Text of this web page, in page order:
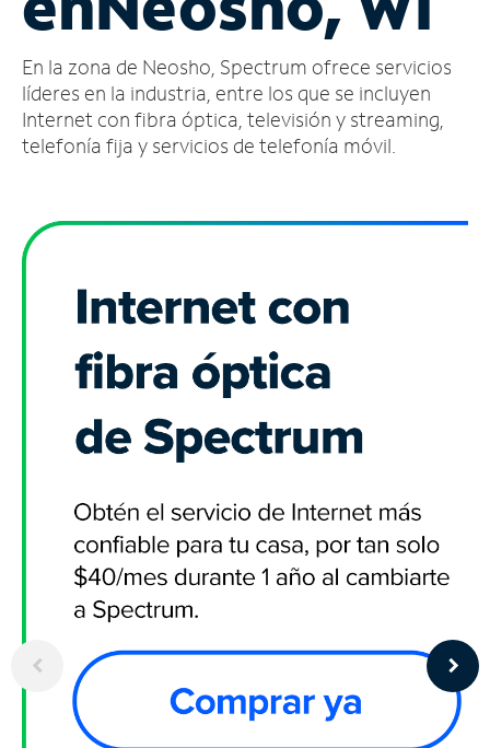
cuenta
Encuentra
una
tienda
En la zona de Neosho, Spectrum ofrece servicios
líderes en la industria, entre los que se incluyen
Internet con fibra óptica, televisión y streaming,
telefonía fija y servicios de telefonía móvil.